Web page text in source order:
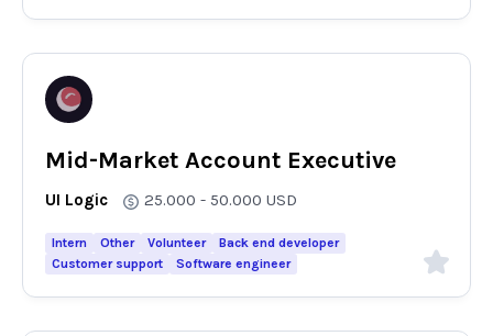
Mid-Market Account Executive
UI Logic 25.000 - 50.000 USD
Intern Other Volunteer
Back end developer
Customer support
Software engineer